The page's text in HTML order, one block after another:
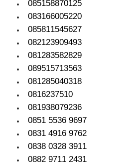
085158870125
083166005220
085811545627
082123909493
081283582829
089515713563
081285040318
0816237510
081938079236
0851 5536 9697
0831 4916 9762
0838 0328 3911
0882 9711 2431